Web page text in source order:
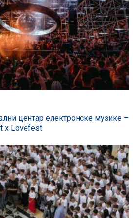
центар електронске музике –
x Lovefest